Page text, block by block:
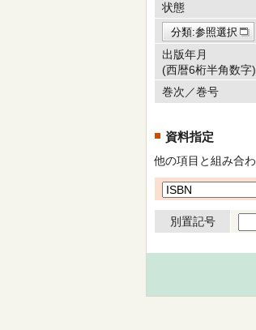
状態
分類:参照選択
出版年月
(西暦6桁半角数字)
巻次／巻号
資料指定
他の項目と組み合
別置記号